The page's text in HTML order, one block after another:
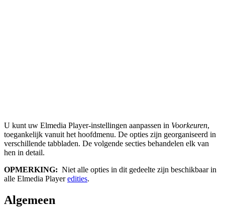
U kunt uw Elmedia Player-instellingen aanpassen in Voorkeuren,
toegankelijk vanuit het hoofdmenu. De opties zijn georganiseerd in
verschillende tabbladen. De volgende secties behandelen elk van
hen in detail.
OPMERKING: Niet alle opties in dit gedeelte zijn beschikbaar in
alle Elmedia Playeredities.
Algemeen